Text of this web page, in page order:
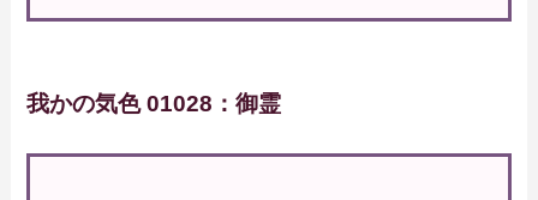
我かの気色 01028：御霊